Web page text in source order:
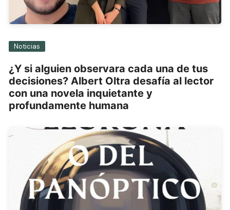
Noticias
¿Y si alguien observara cada una de tus
decisiones? Albert Oltra desafía al lector
con una novela inquietante y
profundamente humana